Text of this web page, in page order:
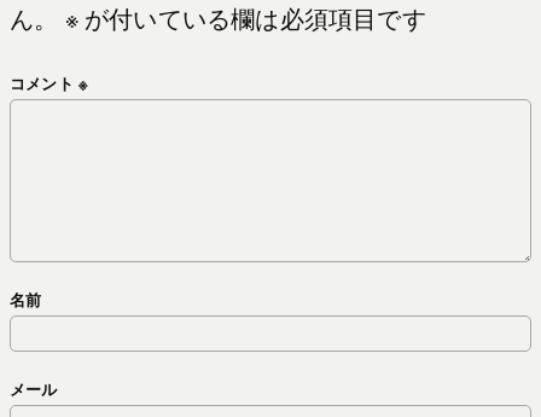
ん。
※が付いている欄は必須項目です
コメント ※
名前
メール